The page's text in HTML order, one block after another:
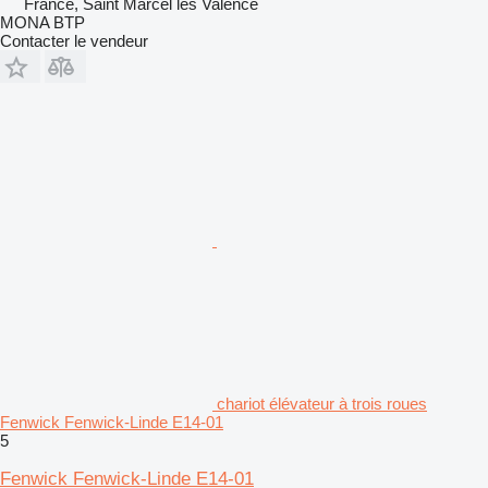
France, Saint Marcel les Valence
MONA BTP
Contacter le vendeur
chariot élévateur à trois roues
Fenwick Fenwick-Linde E14-01
5
Fenwick Fenwick-Linde E14-01